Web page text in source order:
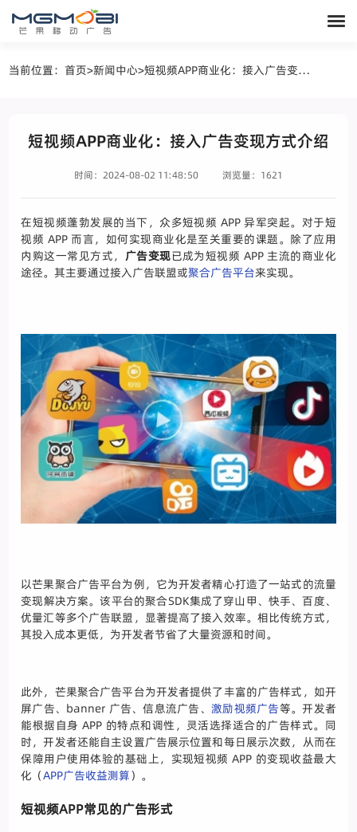
当前位置：首页>新闻中心> 短视频APP商业化：接入广告变现方式介绍
短视频APP商业化：接入广告变现方式介绍
时间：2024-08-02 11:48:50 浏览量：1621
在短视频蓬勃发展的当下，众多短视频 APP 异军突起。对于短
视频 APP 而言，如何实现商业化是至关重要的课题。除了应用
内购这一常见方式， 广告变现已成为短视频 APP 主流的商业化
途径。其主要通过接入广告联盟或聚合广告平台来实现。
以芒果聚合广告平台为例，它为开发者精心打造了一站式的流量
变现解决方案。该平台的聚合SDK集成了穿山甲、快手、百度、
优量汇等多个广告联盟，显著提高了接入效率。相比传统方式，
其投入成本更低，为开发者节省了大量资源和时间。
此外，芒果聚合广告平台为开发者提供了丰富的广告样式，如开
屏广告、banner 广告、信息流广告、激励视频广告等。开发者
能根据自身 APP 的特点和调性，灵活选择适合的广告样式。同
时，开发者还能自主设置广告展示位置和每日展示次数，从而在
保障用户使用体验的基础上，实现短视频 APP 的变现收益最大
化（APP广告收益测算）。
短视频APP常见的广告形式